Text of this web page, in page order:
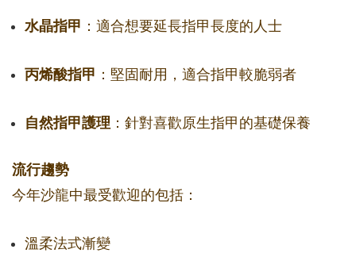
水晶指甲 ：適合想要延長指甲長度的人士
丙烯酸指甲 ：堅固耐用，適合指甲較脆弱者
自然指甲護理 ：針對喜歡原生指甲的基礎保養
流行趨勢
今年沙龍中最受歡迎的包括：
溫柔法式漸變